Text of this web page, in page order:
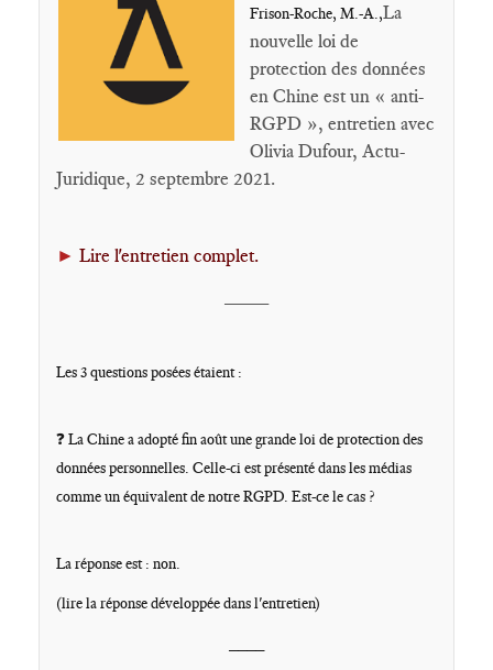
Frison-Roche, M.-A.,La
nouvelle loi de
protection des données
en Chine est un « anti-
RGPD », entretien avec
Olivia Dufour, Actu-
Juridique, 2 septembre 2021.
► Lire l'entretien complet.
Les 3 questions posées étaient :
❓ La Chine a adopté fin août une grande loi de protection des
données personnelles. Celle-ci est présenté dans les médias
comme un équivalent de notre RGPD. Est-ce le cas ?
La réponse est : non.
(lire la réponse développée dans l'entretien)